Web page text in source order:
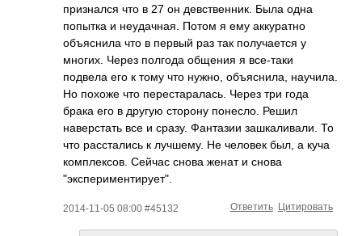
признался что в 27 он девственник. Была одна
попытка и неудачная. Потом я ему аккуратно
объяснила что в первый раз так получается у
многих. Через полгода общения я все-таки
подвела его к тому что нужно, объяснила, научила.
Но похоже что перестаралась. Через три года
брака его в другую сторону понесло. Решил
наверстать все и сразу. Фантазии зашкаливали. То
что расстались к лучшему. Не человек был, а куча
комплексов. Сейчас снова женат и снова
"экспериментируе­т".
2014-11-05 08:00 #45132 Цитировать
Ответить